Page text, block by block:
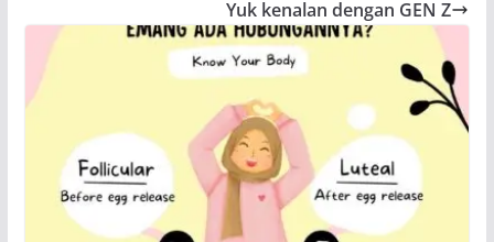
Yuk kenalan dengan GEN Z